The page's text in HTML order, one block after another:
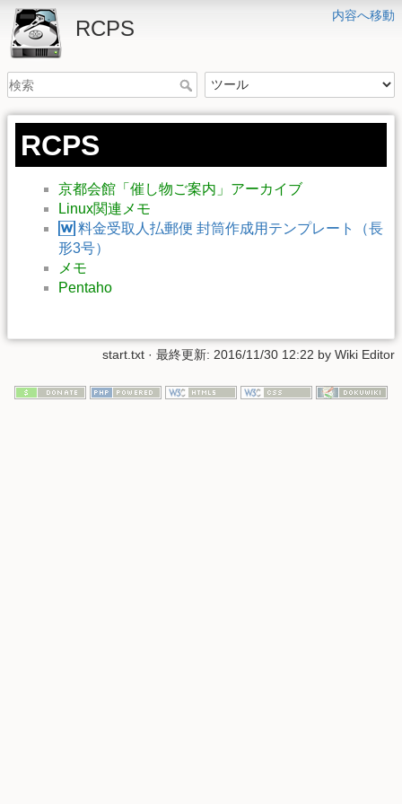
内容へ移動
RCPS
RCPS
京都会館「催し物ご案内」アーカイブ
Linux関連メモ
料金受取人払郵便 封筒作成用テンプレート（長
形3号）
メモ
Pentaho
start.txt · 最終更新: 2016/11/30 12:22 by Wiki Editor